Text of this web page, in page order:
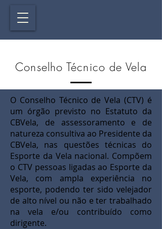
Conselho Técnico de Vela
O Conselho Técnico de Vela (CTV) é
um órgão previsto no Estatuto da
CBVela, de assessoramento e de
natureza consultiva ao Presidente da
CBVela, nas questões técnicas do
Esporte da Vela nacional. Compõem
o CTV pessoas ligadas ao Esporte da
Vela, com ampla experiência no
esporte, podendo ter sido velejador
de alto nível ou não e ter trabalhado
na vela e/ou contribuído como
dirigente.